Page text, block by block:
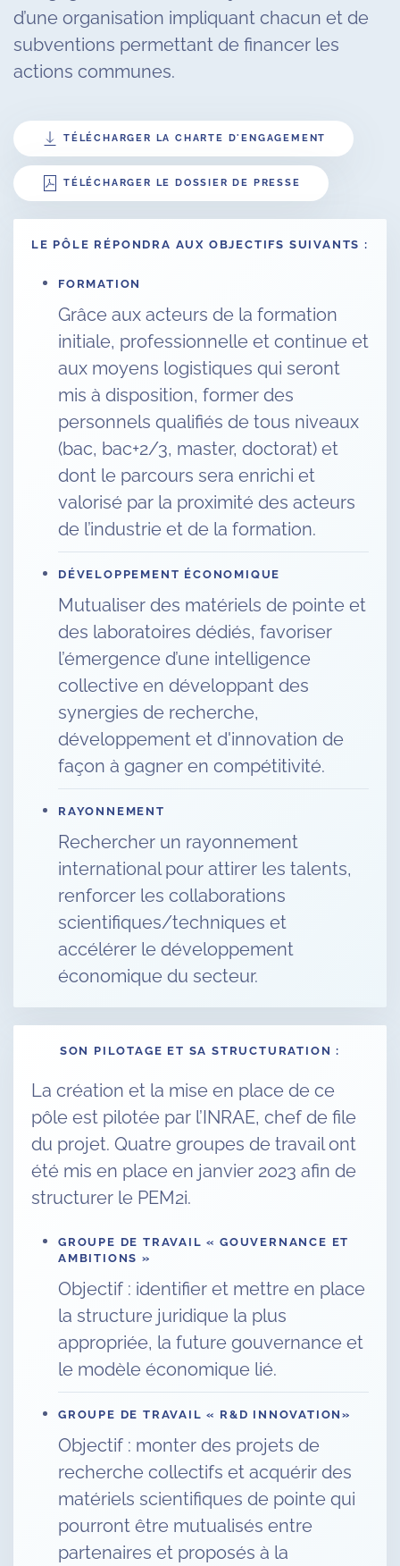
d’une organisation impliquant chacun et de
subventions permettant de financer les
actions communes.
TÉLÉCHARGER LA CHARTE D'ENGAGEMENT
TÉLÉCHARGER LE DOSSIER DE PRESSE
LE PÔLE RÉPONDRA AUX OBJECTIFS SUIVANTS :
FORMATION
Grâce aux acteurs de la formation
initiale, professionnelle et continue et
aux moyens logistiques qui seront
mis à disposition, former des
personnels qualifiés de tous niveaux
(bac, bac+2/3, master, doctorat) et
dont le parcours sera enrichi et
valorisé par la proximité des acteurs
de l’industrie et de la formation.
DÉVELOPPEMENT ÉCONOMIQUE
Mutualiser des matériels de pointe et
des laboratoires dédiés, favoriser
l’émergence d’une intelligence
collective en développant des
synergies de recherche,
développement et d'innovation de
façon à gagner en compétitivité.
RAYONNEMENT
Rechercher un rayonnement
international pour attirer les talents,
renforcer les collaborations
scientifiques/techniques et
accélérer le développement
économique du secteur.
SON PILOTAGE ET SA STRUCTURATION :
La création et la mise en place de ce
pôle est pilotée par l’INRAE, chef de file
du projet. Quatre groupes de travail ont
été mis en place en janvier 2023 afin de
structurer le PEM2i.
GROUPE DE TRAVAIL « GOUVERNANCE ET
AMBITIONS »
Objectif : identifier et mettre en place
la structure juridique la plus
appropriée, la future gouvernance et
le modèle économique lié.
GROUPE DE TRAVAIL « R&D INNOVATION»
Objectif : monter des projets de
recherche collectifs et acquérir des
matériels scientifiques de pointe qui
pourront être mutualisés entre
partenaires et proposés à la